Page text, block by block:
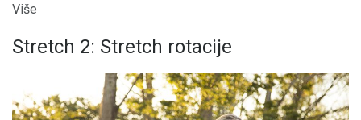
Više
Stretch 2: Stretch rotacije